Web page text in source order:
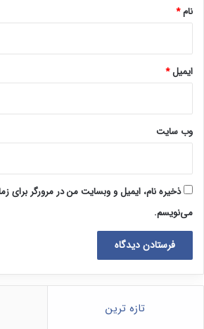
نام*
ایمیل*
وب‌ سایت
ذخیره نام، ایمیل و وبسایت من در مرورگر برای
می‌نویسم.
تازه ترین